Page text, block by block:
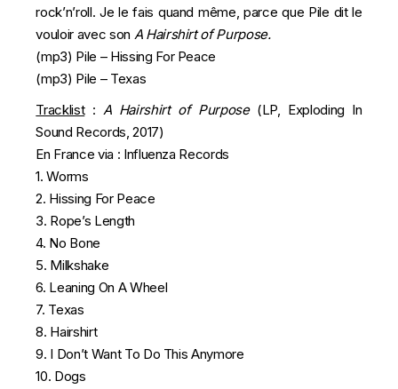
rock’n’roll. Je le fais quand même, parce que Pile dit le
vouloir avec son A Hairshirt of Purpose.
(mp3) Pile – Hissing For Peace
(mp3) Pile – Texas
Tracklist: A Hairshirt of Purpose (LP, Exploding In
Sound Records, 2017)
En France via : Influenza Records
1. Worms
2. Hissing For Peace
3. Rope’s Length
4. No Bone
5. Milkshake
6. Leaning On A Wheel
7. Texas
8. Hairshirt
9. I Don’t Want To Do This Anymore
10. Dogs